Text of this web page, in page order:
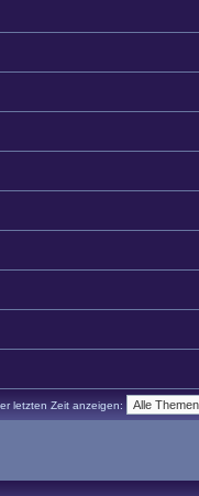
letzten Zeit anzeigen: